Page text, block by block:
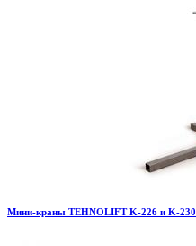
Мини-краны TEHNOLIFT K-226 и K-230